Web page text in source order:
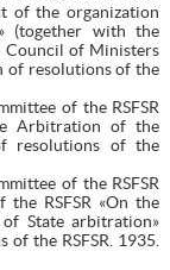
of the organization
(together with the
Council of Ministers
of resolutions of the
of the RSFSR
Arbitration of the
resolutions of the
of the RSFSR
RSFSR «On the
State arbitration»
the RSFSR. 1935.